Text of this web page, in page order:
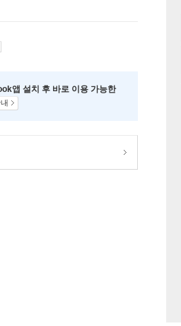
앱 설치 후 바로 이용 가능한